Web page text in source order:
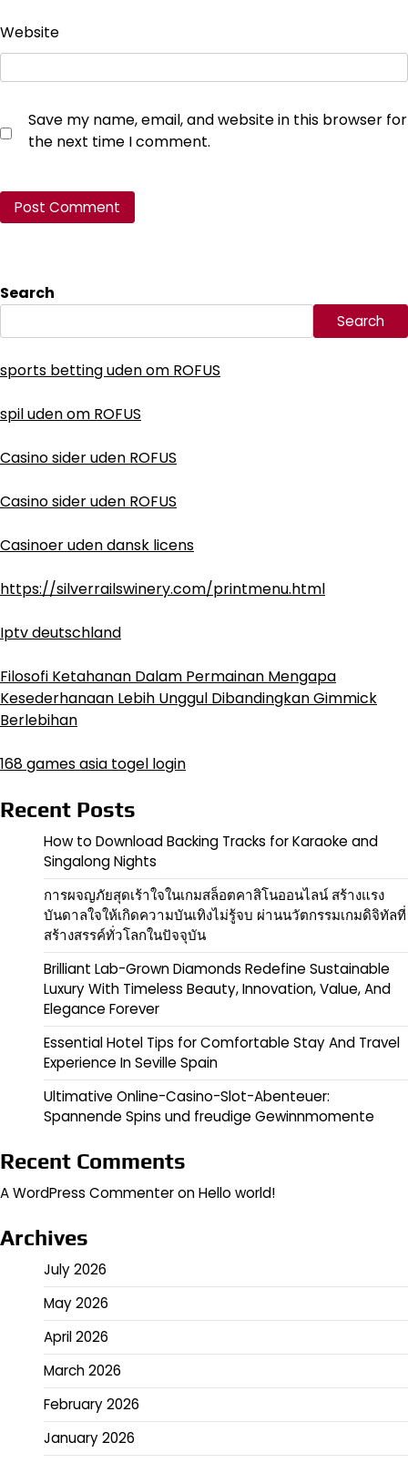
Website
Save my name, email, and website in this browser for
the next time I comment.
Search
Search
sports betting uden om ROFUS
spil uden om ROFUS
Casino sider uden ROFUS
Casino sider uden ROFUS
Casinoer uden dansk licens
https://silverrailswinery.com/printmenu.html
Iptv deutschland
Filosofi Ketahanan Dalam Permainan Mengapa
Kesederhanaan Lebih Unggul Dibandingkan Gimmick
Berlebihan
168 games asia togel login
Recent Posts
How to Download Backing Tracks for Karaoke and
Singalong Nights
การผจญภัยสุดเร้าใจในเกมสล็อตคาสิโนออนไลน์ สร้างแรง
บันดาลใจให้เกิดความบันเทิงไม่รู้จบ ผ่านนวัตกรรมเกมดิจิทัลที่
สร้างสรรค์ทั่วโลกในปัจจุบัน
Brilliant Lab-Grown Diamonds Redefine Sustainable
Luxury With Timeless Beauty, Innovation, Value, And
Elegance Forever
Essential Hotel Tips for Comfortable Stay And Travel
Experience In Seville Spain
Ultimative Online-Casino-Slot-Abenteuer:
Spannende Spins und freudige Gewinnmomente
Recent Comments
A WordPress CommenteronHello world!
Archives
July 2026
May 2026
April 2026
March 2026
February 2026
January 2026